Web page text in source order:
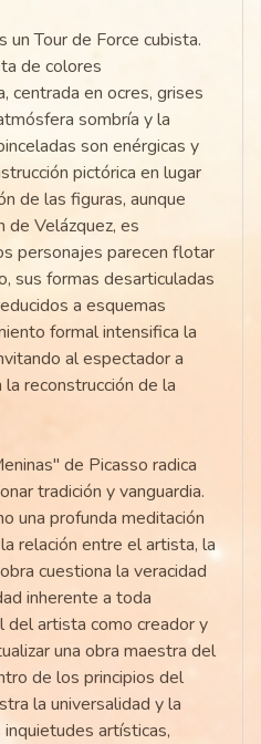
Tour de Force cubista.
de colores
centrada en ocres, grises
sombría y la
son enérgicas y
pictórica en lugar
de las figuras, aunque
de Velázquez, es
personajes parecen flotar
sus formas desarticuladas
a esquemas
formal intensifica la
al espectador a
reconstrucción de la
de Picasso radica
tradición y vanguardia.
una profunda meditación
relación entre el artista, la
cuestiona la veracidad
inherente a toda
del artista como creador y
una obra maestra del
de los principios del
la universalidad y la
artísticas,